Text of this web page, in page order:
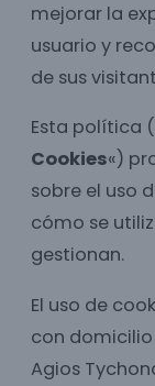
mejorar la
usuario y
de sus
Esta política
Cookies«)
sobre el uso
cómo se
gestionan.
El uso de
con domicilio
Agios